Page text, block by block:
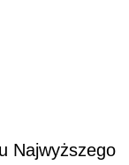
Najwyższego